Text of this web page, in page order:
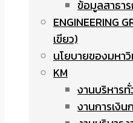
ข้อมูลสาธา
ENGINEERING
เขียว)
นโยบายของมหา
KM
งานบริหารทั่
งานการเงิ